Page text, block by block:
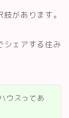
があります。
シェアする住み
ウスってあ